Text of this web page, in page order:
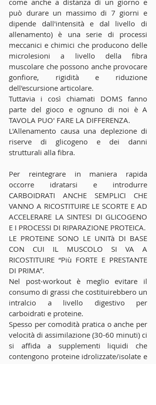
come anche a distanza di un giorno e
può durare un massimo di 7 giorni e
dipende dall'intensità e dal livello di
allenamento) è una serie di processi
meccanici e chimici che producono delle
microlesioni a livello della fibra
muscolare che possono anche provocare
gonfiore, rigidità e riduzione
dell'escursione articolare.
Tuttavia i così chiamati DOMS fanno
parte del gioco e ognuno di noi è A
TAVOLA PUO' FARE LA DIFFERENZA.
L'Allenamento causa una deplezione di
riserve di glicogeno e dei danni
strutturali alla fibra.
Per reintegrare in maniera rapida
occorre idratarsi e introdurre
CARBOIDRATI ANCHE SEMPLICI CHE
VANNO A RICOSTITUIRE LE SCORTE E AD
ACCELERARE LA SINTESI DI GLICOGENO
E I PROCESSI DI RIPARAZIONE PROTEICA.
LE PROTEINE SONO LE UNITà DI BASE
CON CUI IL MUSCOLO SI VA A
RICOSTITUIRE “Più FORTE E PRESTANTE
DI PRIMA”.
Nel post-workout è meglio evitare il
consumo di grassi che costituirebbero un
intralcio a livello digestivo per
carboidrati e proteine.
Spesso per comodità pratica o anche per
velocità di assimilazione (30-60 minuti) ci
si affida a supplementi liquidi che
contengono proteine idrolizzate/isolate e